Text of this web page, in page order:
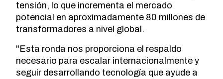
tensión, lo que incrementa el mercado
potencial en aproximadamente 80 millones de
transformadores a nivel global.
"Esta ronda nos proporciona el respaldo
necesario para escalar internacionalmente y
seguir desarrollando tecnología que ayude a